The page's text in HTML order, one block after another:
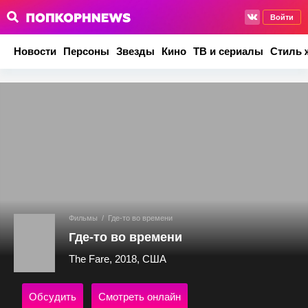
Войти
Новости Персоны Звезды Кино ТВ и сериалы Стиль
Фильмы / Где-то во времени
Где-то во времени
The Fare, 2018, США
Обсудить Смотреть онлайн